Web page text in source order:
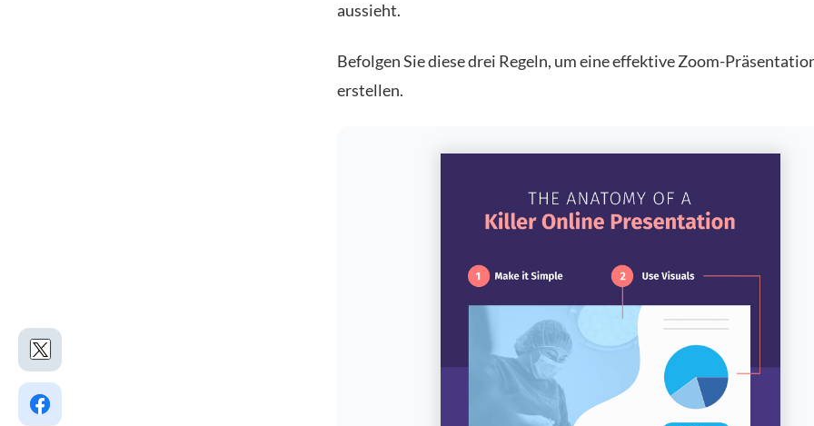
aussieht.
Befolgen Sie diese drei Regeln, um eine effektive Zoom-
erstellen.